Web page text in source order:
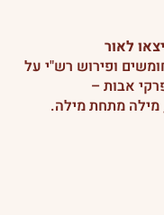
לאור
ופירוש רש"י על
אבות –
מילה מתחת מילה.